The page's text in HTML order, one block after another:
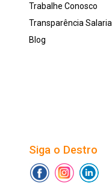
Trabalhe Conosco
Transparência Salarial
Blog
Siga o Destro